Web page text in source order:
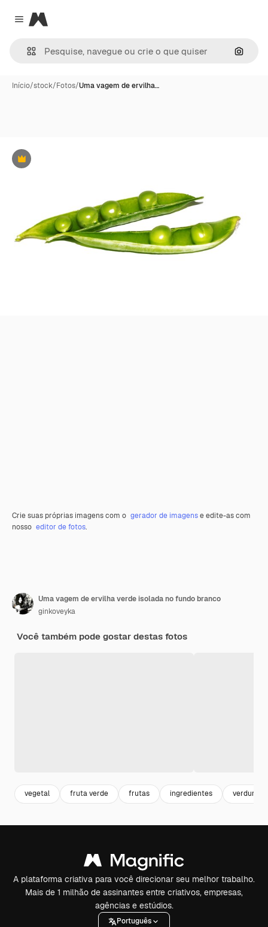
Close menu
Magnific
Início/stock/Fotos/Uma vagem de ervilha…
Premium
Crie suas próprias imagens com o gerador de imagense edite-as com
nosso editor de fotos.
Uma vagem de ervilha verde isolada no fundo branco
ginkoveyka
Você também pode gostar destas fotos
vegetal fruta verde frutas ingredientes verduras
A plataforma criativa para você direcionar seu melhor trabalho.
Mais de 1 milhão de assinantes entre criativos, empresas,
agências e estúdios.
Português